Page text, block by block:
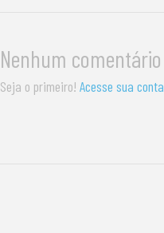
Nenhum comentário
Seja o primeiro!Acesse sua conta